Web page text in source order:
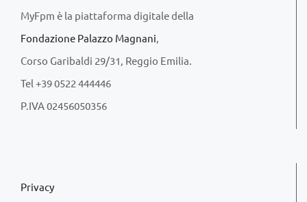
MyFpm è la piattaforma digitale della
Fondazione Palazzo Magnani,
Corso Garibaldi 29/31, Reggio Emilia.
Tel +39 0522 444446
P.IVA 02456050356
Privacy